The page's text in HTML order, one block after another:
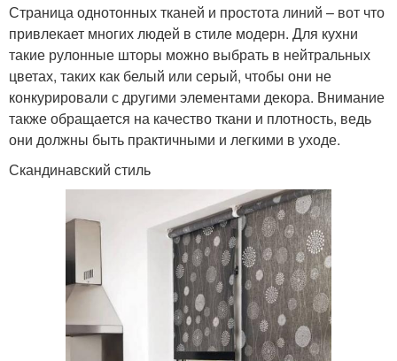
Страница однотонных тканей и простота линий – вот что
привлекает многих людей в стиле модерн. Для кухни
такие рулонные шторы можно выбрать в нейтральных
цветах, таких как белый или серый, чтобы они не
конкурировали с другими элементами декора. Внимание
также обращается на качество ткани и плотность, ведь
они должны быть практичными и легкими в уходе.
Скандинавский стиль